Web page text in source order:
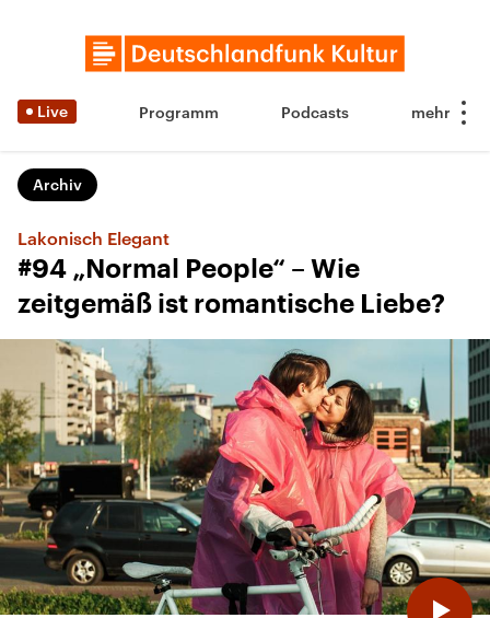
Live Programm Podcasts
Archiv
Lakonisch Elegant
#94 „Normal People“ – Wie
zeitgemäß ist romantische Liebe?